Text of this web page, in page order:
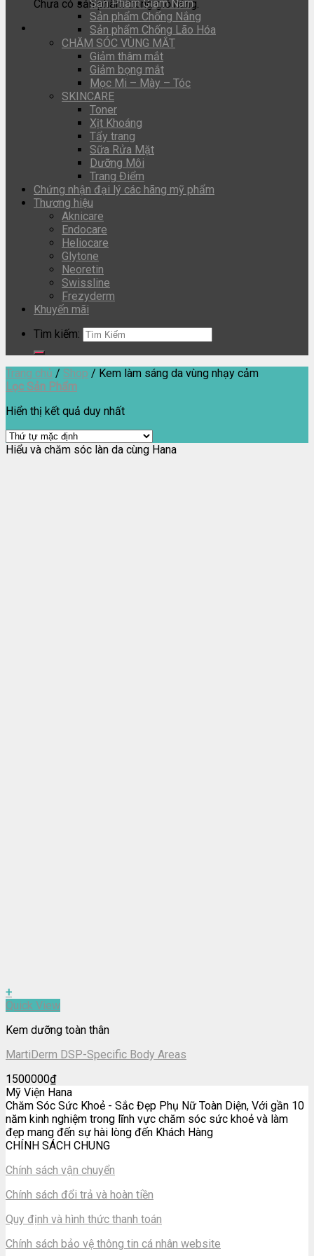
Chưa có sản phẩm trong giỏ hàng.
Sản Phẩm Giảm Nám
Sản phẩm Chống Nắng
Sản phẩm Chống Lão Hóa
CHĂM SÓC VÙNG MẮT
Giảm thâm mắt
Giảm bọng mắt
Mọc Mi – Mày – Tóc
SKINCARE
Toner
Xịt Khoáng
Tẩy trang
Sữa Rửa Mặt
Dưỡng Môi
Trang Điểm
Chứng nhận đại lý các hãng mỹ phẩm
Thương hiệu
Aknicare
Endocare
Heliocare
Glytone
Neoretin
Swissline
Frezyderm
Khuyến mãi
Tìm kiếm:
Trang chủ / Shop / Kem làm sáng da vùng nhạy cảm
Lọc Sản Phẩm
Hiển thị kết quả duy nhất
Hiểu và chăm sóc làn da cùng Hana
+
Quick View
Kem dưỡng toàn thân
MartiDerm DSP-Specific Body Areas
1500000₫
Mỹ Viện Hana
Chăm Sóc Sức Khoẻ - Sắc Đẹp Phụ Nữ Toàn Diện, Với gần 10
năm kinh nghiệm trong lĩnh vực chăm sóc sức khoẻ và làm
đẹp mang đến sự hài lòng đến Khách Hàng
CHÍNH SÁCH CHUNG
Chính sách vận chuyển
Chính sách đổi trả và hoàn tiền
Quy định và hình thức thanh toán
Chính sách bảo vệ thông tin cá nhân website